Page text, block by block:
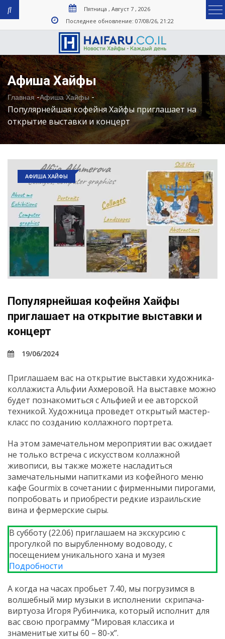
Пятница , Август 7 , 2026
Последнее обновление: 07/08/26, 21:22
Афиша Хайфы
Главная-Афиша Хайфы-
Популярнейшая кофейня Хайфы приглашает на
открытие выставки и концерт
АФИША ХАЙФЫ
Популярнейшая кофейня Хайфы
приглашает на открытие выставки и
концерт
19/06/2024
Приглашаем вас на открытие выставки художника-
коллажиста Альфии Ахмеровой. На выставке можно
будет познакомиться с Альфией и ее авторской
техникой. Художница проведет открытый мастер-
класс по созданию коллажного портрета.
На этом замечательном мероприятии вас ожидает
не только встреча с искусством коллажной
живописи, вы также можете насладиться
замечательными напитками из кофейного меню
кафе Gourmix в сочетании с фирменными пирогами,
попробовать и приобрести редкие израильские
вина и фермерские сыры.
В субботу (22.06) приглашаем на экскурсию с
прогулкой по вырубленному водоводу, с
посещением уникального хана и музея
Подробности
А когда на часах пробьет 7.40, мы погрузимся в
волшебный мир музыки в исполнении скрипача-
виртуоза Игоря Рубинчика, который исполнит для
вас свою программу “Мировая классика и
знаменитые хиты 60 – 80-х”.